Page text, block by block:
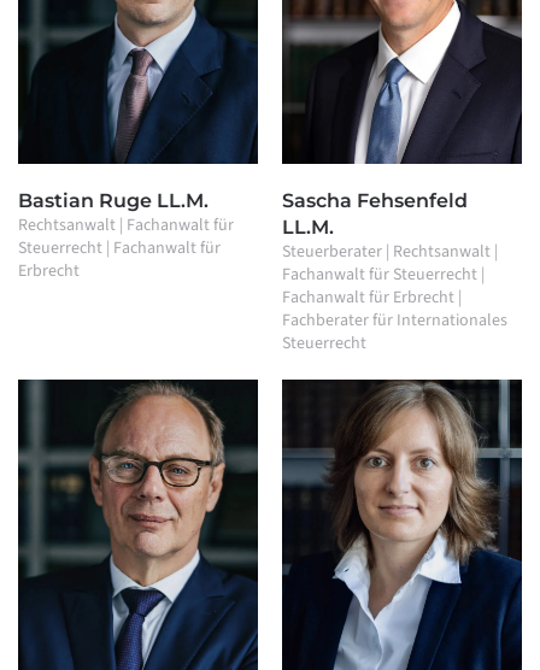
Bastian Ruge LL.M.
Rechtsanwalt | Fachanwalt für
Steuerrecht | Fachanwalt für
Erbrecht
Sascha Fehsenfeld
LL.M.
Steuerberater | Rechtsanwalt |
Fachanwalt für Steuerrecht |
Fachanwalt für Erbrecht |
Fachberater für Internationales
Steuerrecht